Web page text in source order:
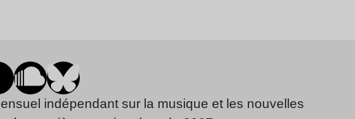
indépendant sur la musique et les nouvelles